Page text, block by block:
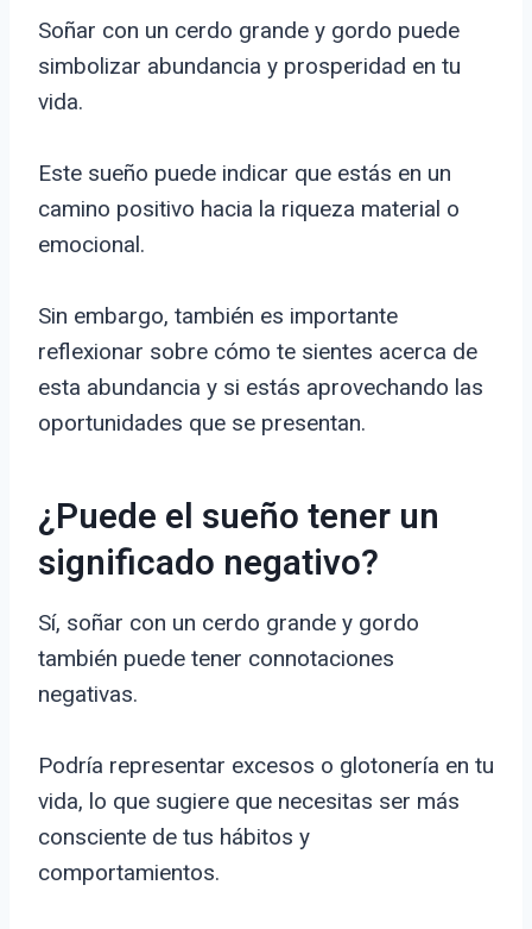
Soñar con un cerdo grande y gordo puede
simbolizar abundancia y prosperidad en tu
vida.
Este sueño puede indicar que estás en un
camino positivo hacia la riqueza material o
emocional.
Sin embargo, también es importante
reflexionar sobre cómo te sientes acerca de
esta abundancia y si estás aprovechando las
oportunidades que se presentan.
¿Puede el sueño tener un
significado negativo?
Sí, soñar con un cerdo grande y gordo
también puede tener connotaciones
negativas.
Podría representar excesos o glotonería en tu
vida, lo que sugiere que necesitas ser más
consciente de tus hábitos y
comportamientos.